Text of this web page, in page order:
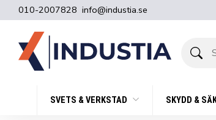
010-2007828 info@industia.se
bland
SVETS & VERKSTAD SKYDD &